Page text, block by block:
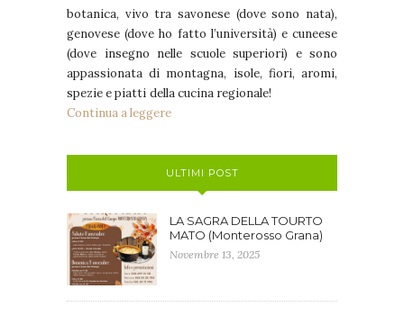
botanica, vivo tra savonese (dove sono nata),
genovese (dove ho fatto l’università) e cuneese
(dove insegno nelle scuole superiori) e sono
appassionata di montagna, isole, fiori, aromi,
spezie e piatti della cucina regionale!
Continua a leggere
ULTIMI POST
LA SAGRA DELLA TOURTO
MATO (Monterosso Grana)
Novembre 13, 2025